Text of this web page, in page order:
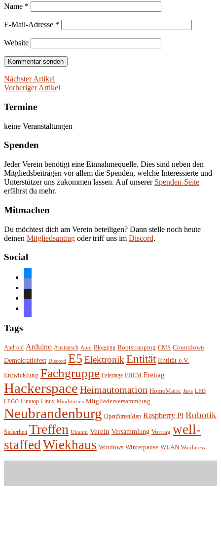
Name *
E-Mail-Adresse *
Website
Nächster Artikel
Vorheriger Artikel
Termine
keine Veranstaltungen
Spenden
Jeder Verein benötigt eine Einnahmequelle. Dies sind neben den
Mitgliedsbeiträgen vor allem die Spenden, welche Interessierte und
Unterstützer uns zukommen lassen. Auf unserer Spenden-Seite
erfährst du mehr.
Mitmachen
Du möchtest dich am Verein beteiligen? Dann stelle noch heute
deinen Mitgliedsantrag oder triff uns im Discord.
Social
Tags
Android Arduino Austausch Auto Blogging Bootstrapping CMS Countdown
Demokratiefest Discord E5 ElektronikEntität Entität e.V.
Entwicklung Fachgruppe Feiertage FHEM Freitag
Hackerspace Heimautomation HomeMatic Java LED
LEGO Linutop Linux Mindstorms Mitgliederversammlung
Neubrandenburg OpenStreetMap Raspberry Pi Robotik
Sicherheit Treffen Ubuntu Verein Versammlung Vortrag well-
staffedWiekhaus Windows Winterpause WLAN Wordpress